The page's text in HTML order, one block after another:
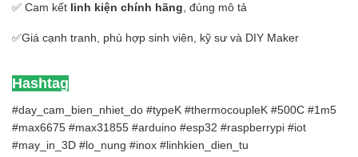
✅ Cam kết linh kiện chính hãng , đúng mô tả
✅Giá cạnh tranh, phù hợp sinh viên, kỹ sư và DIY Maker
Hashtag
#day_cam_bien_nhiet_do #typeK #thermocoupleK #500C #1m5
#max6675 #max31855 #arduino #esp32 #raspberrypi #iot
#may_in_3D #lo_nung #inox #linhkien_dien_tu